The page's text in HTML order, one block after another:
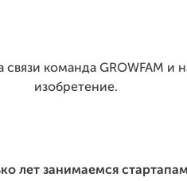
связи команда GROWFAM и
изобретение.
лет занимаемся